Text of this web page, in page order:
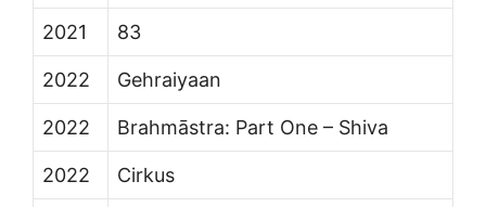
2021 83
2022 Gehraiyaan
2022 Brahmāstra: Part One – Shiva
2022 Cirkus